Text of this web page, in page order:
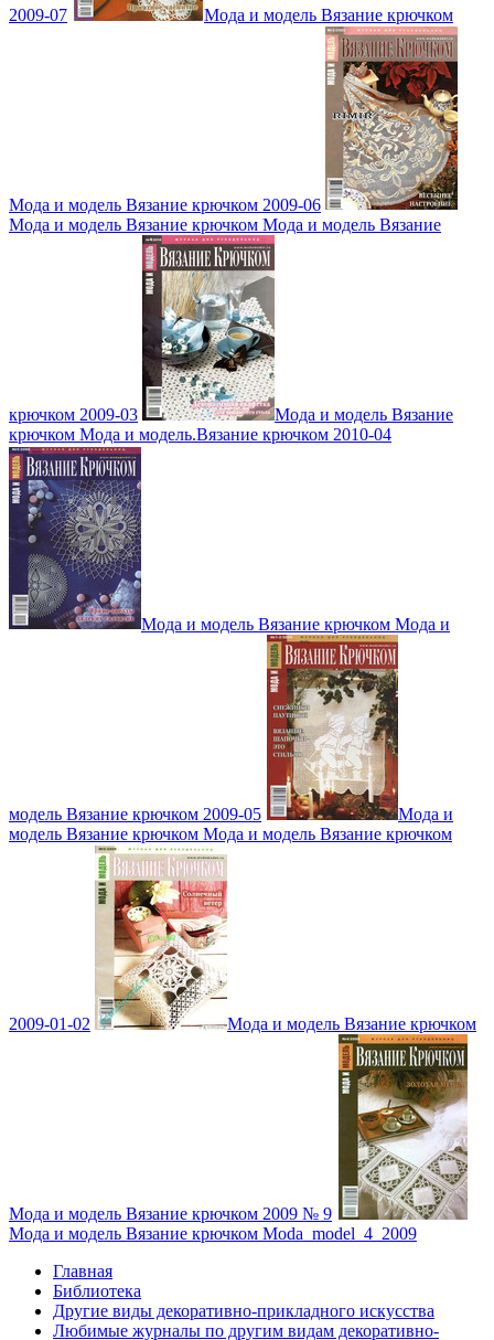
2009-07 Мода и модель Вязание крючком
Мода и модель Вязание крючком 2009-06
Мода и модель Вязание крючком Мода и модель Вязание
крючком 2009-03
Мода и модель Вязание
крючком Мода и модель.Вязание крючком 2010-04
Мода и модель Вязание крючком Мода и
модель Вязание крючком 2009-05
Мода и
модель Вязание крючком Мода и модель Вязание крючком
2009-01-02 Мода и модель Вязание крючком
Мода и модель Вязание крючком 2009 № 9
Мода и модель Вязание крючком Moda_model_4_2009
Главная
Библиотека
Другие виды декоративно-прикладного искусства
Любимые журналы по другим видам декоративно-